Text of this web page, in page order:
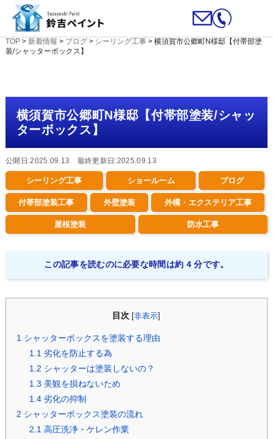
TOP> 新着情報 > ブログ> シーリング工事> 横須賀市公郷町N様邸【付帯部塗
装/シャッターボックス】
横須賀市公郷町N様邸【付帯部塗装/シャッ
ターボックス】
公開日:2025.09.13 最終更新日:2025.09.13
シーリング工事 ショールーム ブログ
付帯部塗装工事 外壁塗装 外構・エクステリア工事
屋根塗装 防水工事
この記事を読むのに必要な時間は約 4 分です。
目次 [非表示
1 シャッターボックスを塗装する理由
1.1 劣化を防止する為
1.2 シャッターは塗装しないの？
1.3 美観を損ねないため
1.4劣化の抑制
2 シャッターボックス塗装の流れ
2.1 高圧洗浄・ケレン作業